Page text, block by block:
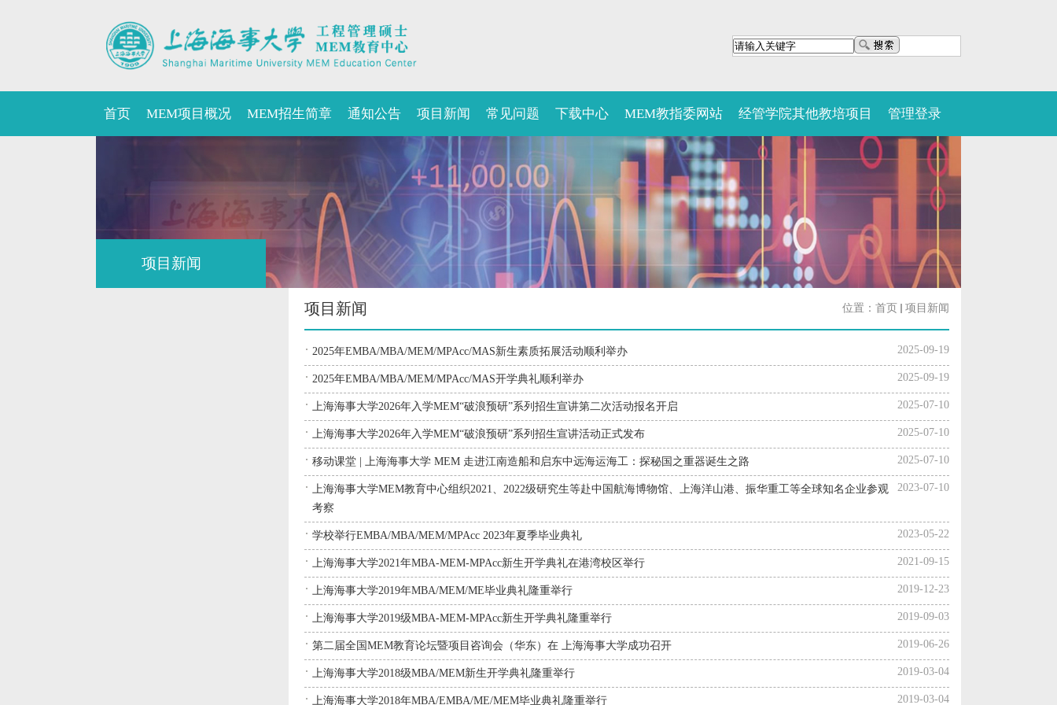
首页 MEM项目概况 MEM招生简章 通知公告 项目新闻 常见问题 下载中心 MEM教指委网站 经管学院其他教培项目 管理登录
项目新闻
项目新闻 位置： 首页 项目新闻
2025年EMBA/MBA/MEM/MPAcc/MAS新生素质拓展活动顺利举办 2025-09-19
2025年EMBA/MBA/MEM/MPAcc/MAS开学典礼顺利举办 2025-09-19
上海海事大学2026年入学MEM“破浪预研”系列招生宣讲第二次活动报名开启 2025-07-10
上海海事大学2026年入学MEM“破浪预研”系列招生宣讲活动正式发布 2025-07-10
移动课堂 | 上海海事大学 MEM 走进江南造船和启东中远海运海工：探秘国之重器诞生之路 2025-07-10
上海海事大学MEM教育中心组织2021、2022级研究生等赴中国航海博物馆、上海洋山港、振华重工等全球知名企业参观
考察
2023-07-10
学校举行EMBA/MBA/MEM/MPAcc 2023年夏季毕业典礼 2023-05-22
上海海事大学2021年MBA-MEM-MPAcc新生开学典礼在港湾校区举行 2021-09-15
上海海事大学2019年MBA/MEM/ME毕业典礼隆重举行 2019-12-23
上海海事大学2019级MBA-MEM-MPAcc新生开学典礼隆重举行 2019-09-03
第二届全国MEM教育论坛暨项目咨询会（华东）在 上海海事大学成功召开 2019-06-26
上海海事大学2018级MBA/MEM新生开学典礼隆重举行 2019-03-04
上海海事大学2018年MBA/EMBA/ME/MEM毕业典礼隆重举行 2019-03-04